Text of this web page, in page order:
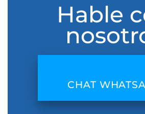
Hable
CHAT